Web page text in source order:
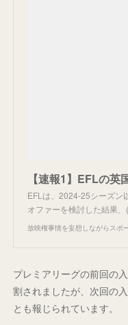
【速報1】EFLの英
EFLは、2024-25シーズン
オファーを検討した結果
放映権事情を妄想しながらスポ
プレミアリーグの前回の
割されましたが、次回の
とも報じられています。